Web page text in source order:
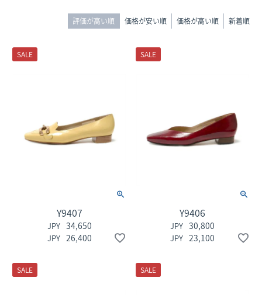
評価が高い順 価格が安い順 価格が高い順 新着順
SALE
Y9407
34,650
26,400
SALE
Y9406
30,800
23,100
SALE SALE